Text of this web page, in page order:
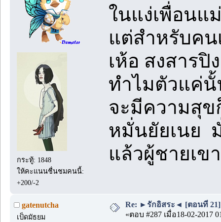
กระทู้: 1848
ให้คะแนนชื่นชมคนนี้:
+200/-2
ในแง่เพื่อนแ
แต่สำหรับค
เห้อ สงสารปิง
ทำไมตัวแค่นั้
จะมีความสุ
หมั่นยัยเนย
แล้วผู้ชายเข
gatenutcha
เป็ดมัธยม
Re: ►รักอิสระ◄ [ตอนที่ 21]
«ตอบ #287 เมื่อ18-02-2017